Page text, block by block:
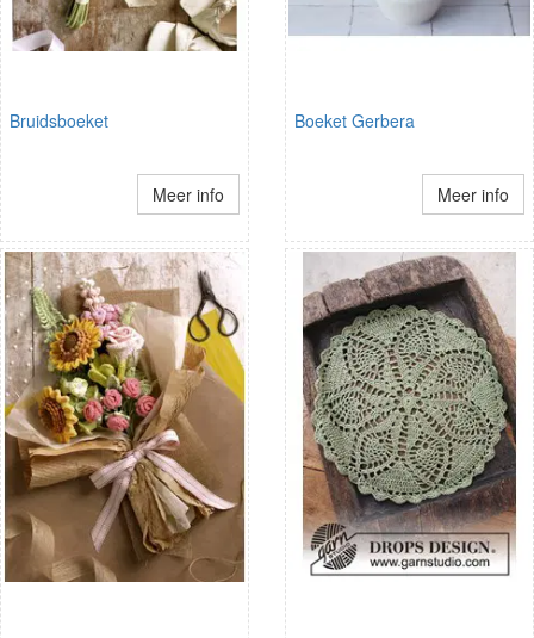
Bruidsboeket
Meer info
Boeket Gerbera
Meer info